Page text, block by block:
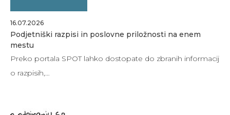
16.07.2026
Podjetniški razpisi in poslovne priložnosti na enem
mestu
Preko portala SPOT lahko dostopate do zbranih informacij
o razpisih,…